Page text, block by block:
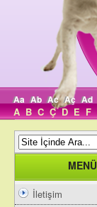
Aa Ab Ac Aç Ad
A B C Ç D E F
MENÜ
İletişim